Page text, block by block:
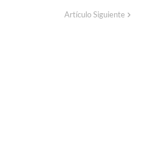
Artículo Siguiente
para este